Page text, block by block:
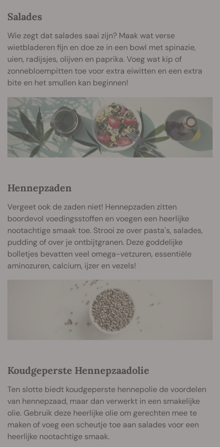
Salades
Wie zegt dat salades saai zijn? Maak wat verse
wietbladeren fijn en doe ze in een bowl met spinazie,
uien, radijsjes, olijven en paprika. Voeg wat kip of
zonnebloempitten toe voor extra eiwitten en een extra
bite en het smullen kan beginnen!
Hennepzaden
Vergeet ook de zaden niet! Hennepzaden zitten
boordevol voedingsstoffen en voegen een heerlijke
nootachtige smaak toe. Strooi ze over pasta's, salades,
pudding of over je ontbijtgranen. Deze goddelijke
bolletjes bevatten veel omega-vetzuren, essentiële
aminozuren, calcium, ijzer en vezels!
Koudgeperste Hennepzaadolie
Ten slotte biedt koudgeperste hennepolie de voordelen
van hennepzaad, maar dan verwerkt in een smakelijke
olie. Gebruik deze heerlijke olie om gerechten mee te
maken of voeg een scheutje toe aan salades voor een
heerlijke nootachtige smaak.